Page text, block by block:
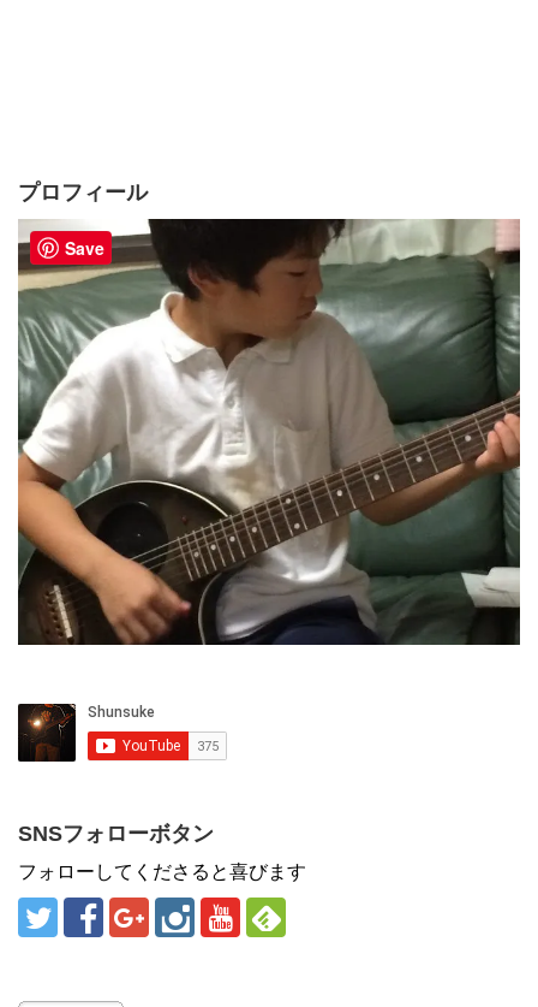
プロフィール
SNSフォローボタン
フォローしてくださると喜びます
Save